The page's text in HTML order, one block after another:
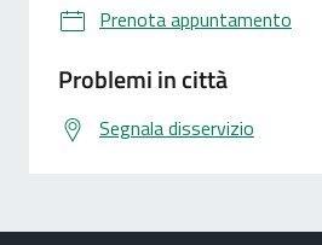
Prenota appuntamento
Problemi in città
Segnala disservizio